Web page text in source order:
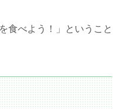
食べよう！」ということ